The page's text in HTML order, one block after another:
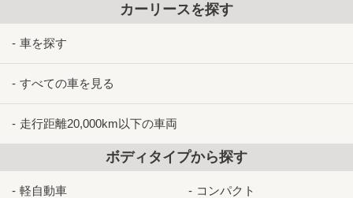
カーリースを探す
車を探す
すべての車を見る
走行距離20,000km以下の車両
ボディタイプから探す
軽自動車 コンパクト